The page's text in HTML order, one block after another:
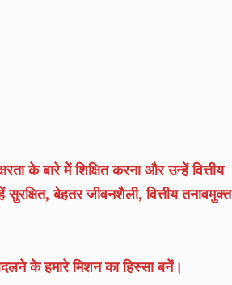
के बारे में शिक्षित करना और उन्हें वित्तीय
बेहतर जीवनशैली, वित्तीय तनावमुक्त
के हमारे मिशन का हिस्सा बनें।